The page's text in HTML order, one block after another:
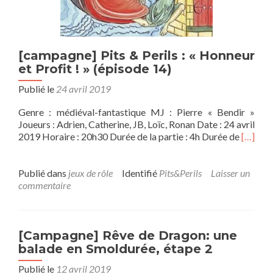
[campagne] Pits & Perils : « Honneur
et Profit ! » (épisode 14)
Publié le 24 avril 2019
Genre : médiéval-fantastique MJ : Pierre « Bendir »
Joueurs : Adrien, Catherine, JB, Loïc, Ronan Date : 24 avril
2019 Horaire : 20h30 Durée de la partie : 4h Durée deEn
[…]
Publié dans jeux de rôle Identifié Pits&Perils
Laisser un
commentaire
[Campagne] Rêve de Dragon: une
balade en Smoldurée, étape 2
Publié le 12 avril 2019